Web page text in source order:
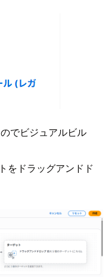
でビジュアルビル
をドラッグアンドド